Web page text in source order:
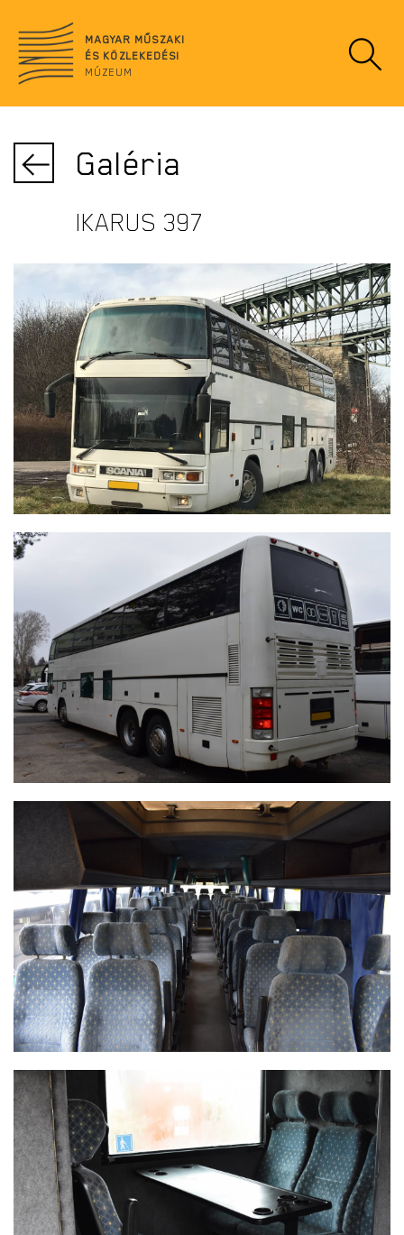
tartalomra
data
MAGYAR MŰSZAKI
ÉS KÖZLEKEDÉSI
MÚZEUM
Galéria
IKARUS 397
IKARUS 397
IKARUS 397
IKARUS 397
IKARUS 397